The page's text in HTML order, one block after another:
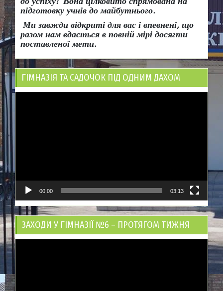
підготовку учнів до майбутнього.
Ми завжди відкриті для вас і впевнені, що
разом нам вдасться в повній мірі досягти
поставленої мети.
ГІМНАЗІЯ ТА САДОЧОК ПІД ОДНИМ ДАХОМ
00:00 03:13
ЗАХОДИ У ГІМНАЗІЇ №6 – ПРОТЯГОМ ТИЖНЯ